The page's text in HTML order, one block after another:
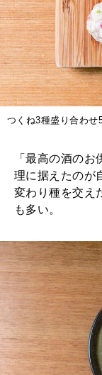
つくね3種盛り合わせ
「最高の酒の
理に据えたのが
変わり種を交え
も多い。